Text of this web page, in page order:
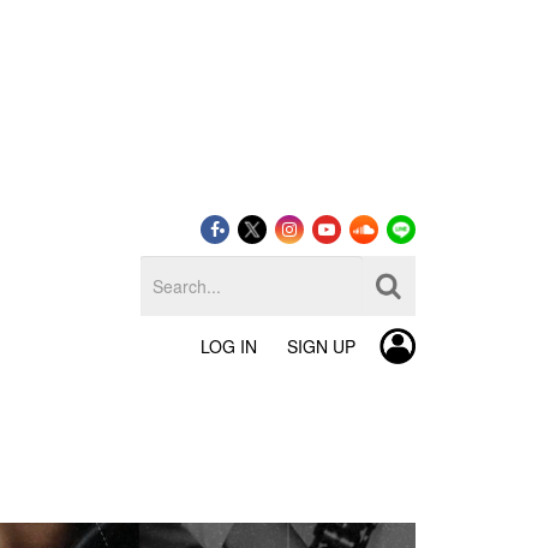
LOG IN SIGN UP